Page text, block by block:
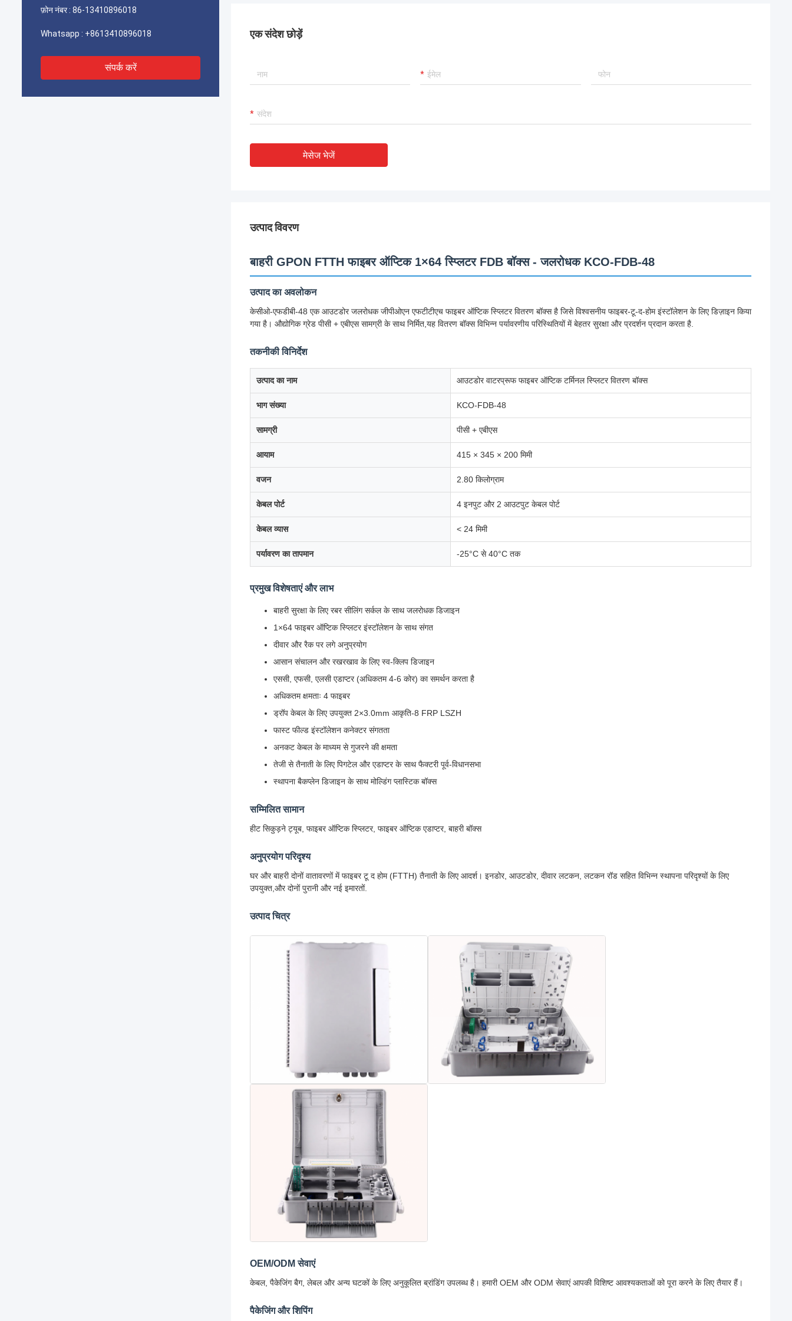
फ़ोन नंबर : 86-13410896018
Whatsapp : +8613410896018
संपर्क करें
एक संदेश छोड़ें
मेसेज भेजें
उत्पाद विवरण
बाहरी GPON FTTH फाइबर ऑप्टिक 1×64 स्प्लिटर FDB बॉक्स - जलरोधक KCO-FDB-48
उत्पाद का अवलोकन
केसीओ-एफडीबी-48 एक आउटडोर जलरोधक जीपीओएन एफटीटीएच फाइबर ऑप्टिक स्प्लिटर वितरण बॉक्स है जिसे विश्वसनीय फाइबर-टू-द-होम इंस्टॉलेशन के लिए डिज़ाइन किया
गया है। औद्योगिक ग्रेड पीसी + एबीएस सामग्री के साथ निर्मित,यह वितरण बॉक्स विभिन्न पर्यावरणीय परिस्थितियों में बेहतर सुरक्षा और प्रदर्शन प्रदान करता है.
तकनीकी विनिर्देश
उत्पाद का नाम आउटडोर वाटरप्रूफ फाइबर ऑप्टिक टर्मिनल स्प्लिटर वितरण बॉक्स
भाग संख्या KCO-FDB-48
सामग्री पीसी + एबीएस
आयाम 415 × 345 × 200 मिमी
वजन 2.80 किलोग्राम
केबल पोर्ट 4 इनपुट और 2 आउटपुट केबल पोर्ट
केबल व्यास < 24 मिमी
पर्यावरण का तापमान -25°C से 40°C तक
प्रमुख विशेषताएं और लाभ
बाहरी सुरक्षा के लिए रबर सीलिंग सर्कल के साथ जलरोधक डिजाइन
1×64 फाइबर ऑप्टिक स्प्लिटर इंस्टॉलेशन के साथ संगत
दीवार और रैक पर लगे अनुप्रयोग
आसान संचालन और रखरखाव के लिए स्व-क्लिप डिजाइन
एससी, एफसी, एलसी एडाप्टर (अधिकतम 4-6 कोर) का समर्थन करता है
अधिकतम क्षमताः 4 फाइबर
ड्रॉप केबल के लिए उपयुक्त 2×3.0mm आकृति-8 FRP LSZH
फास्ट फील्ड इंस्टॉलेशन कनेक्टर संगतता
अनकट केबल के माध्यम से गुजरने की क्षमता
तेजी से तैनाती के लिए पिगटेल और एडाप्टर के साथ फैक्टरी पूर्व-विधानसभा
स्थापना बैकप्लेन डिजाइन के साथ मोल्डिंग प्लास्टिक बॉक्स
सम्मिलित सामान
हीट सिकुड़ने ट्यूब, फाइबर ऑप्टिक स्प्लिटर, फाइबर ऑप्टिक एडाप्टर, बाहरी बॉक्स
अनुप्रयोग परिदृश्य
घर और बाहरी दोनों वातावरणों में फाइबर टू द होम (FTTH) तैनाती के लिए आदर्श। इनडोर, आउटडोर, दीवार लटकन, लटकन रॉड सहित विभिन्न स्थापना परिदृश्यों के लिए
उपयुक्त,और दोनों पुरानी और नई इमारतों.
उत्पाद चित्र
OEM/ODM सेवाएं
केबल, पैकेजिंग बैग, लेबल और अन्य घटकों के लिए अनुकूलित ब्रांडिंग उपलब्ध है। हमारी OEM और ODM सेवाएं आपकी विशिष्ट आवश्यकताओं को पूरा करने के लिए तैयार हैं।
पैकेजिंग और शिपिंग